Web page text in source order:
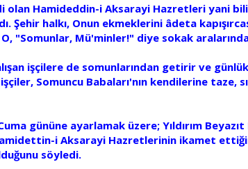
Hamideddin-i Aksarayi Hazretleri yani
Şehir halkı, Onun ekmeklerini âdeta
"Somunlar, Mü'minler!" diye sokak
işçilere de somunlarından getirir ve
işçiler, Somuncu Babaları'nın kendilerine
gününe ayarlamak üzere; Yıldırım
i Aksarayi Hazretlerinin ikamet
söyledi.